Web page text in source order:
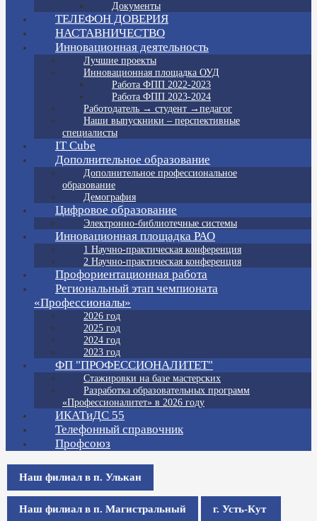
Документы
ТЕЛЕФОН ДОВЕРИЯ
НАСТАВНИЧЕСТВО
Инновационная деятельность
Лучшие проекты
Инновационная площадка ОУД
Работа ФПП 2022-2023
Работа ФПП 2023-2024
Работодатель → студент →педагог
Наши выпускники – перспективные
специалисты
IT Cube
Дополнительное образование
Дополнительное профессиональное
образование
Демография
Цифровое образование
Электронно-библиотечные системы
Инновационная площадка РАО
1 Научно-практическая конференция
2 Научно-практическая конференция
Профориентационная работа
Региональный этап чемпионата
«Профессионалы»
2026 год
2025 год
2024 год
2023 год
ФП "ПРОФЕССИОНАЛИТЕТ"
Стажировки на базе мастерских
Разработка образовательных программ
«Профессионалитет» в 2026 году
ИКАТиДС 55
Телефонный справочник
Профсоюз
Наш филиал в п. Улькан
Наш филиал в п. Магистральный г. Усть-Кут